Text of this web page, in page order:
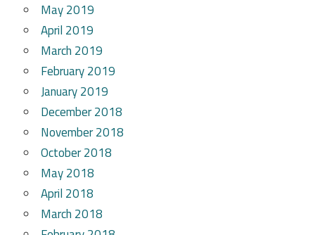
May 2019
April 2019
March 2019
February 2019
January 2019
December 2018
November 2018
October 2018
May 2018
April 2018
March 2018